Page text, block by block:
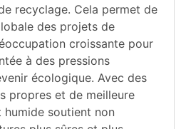
recyclage. Cela permet de
des projets de
croissante pour
à des pressions
écologique. Avec des
propres et de meilleure
soutient non